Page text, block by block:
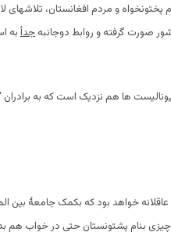
و مردم افغانستان، تلاشهای
صورت گرفته و روابط دوجانبه جدأ به
ها هم نزدیک است که به برادران
عاقلانه خواهد بود که بکمک جامعۀ بین
چیزی بنام پشتونستان حتی در خواب